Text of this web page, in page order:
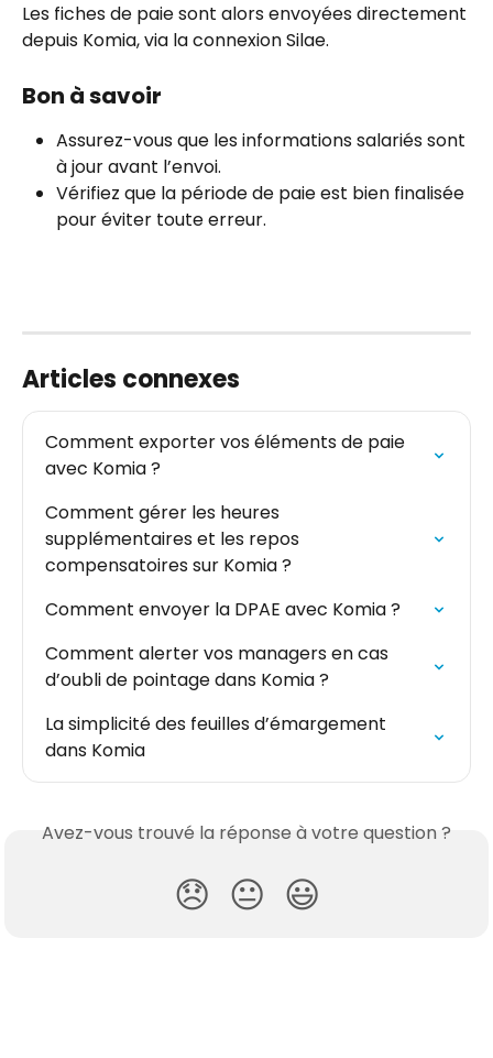
Les fiches de paie sont alors envoyées directement
depuis Komia, via la connexion Silae.
Bon à savoir
Assurez-vous que les informations salariés sont
à jour avant l’envoi.
Vérifiez que la période de paie est bien finalisée
pour éviter toute erreur.
Articles connexes
Comment exporter vos éléments de paie
avec Komia ?
Comment gérer les heures
supplémentaires et les repos
compensatoires sur Komia ?
Comment envoyer la DPAE avec Komia ?
Comment alerter vos managers en cas
d’oubli de pointage dans Komia ?
La simplicité des feuilles d’émargement
dans Komia
Avez-vous trouvé la réponse à votre question ?
😞 😐 😃